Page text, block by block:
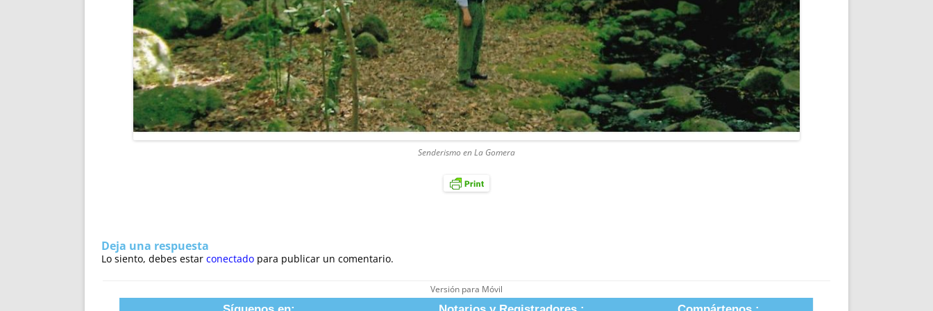
Senderismo en La Gomera
Deja una respuesta
Lo siento, debes estar conectado para publicar un comentario.
Versión para Móvil